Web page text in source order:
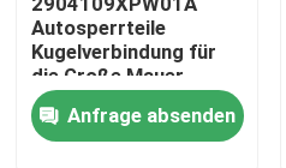
Zu Hause
Autosperrteile
Kugelverbindung für
die Große Mauer
Anfrage absenden